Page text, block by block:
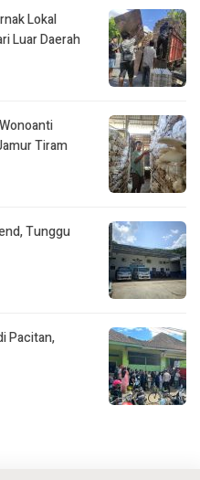
Lokal
Luar Daerah
Tiram
Tunggu
Pacitan,